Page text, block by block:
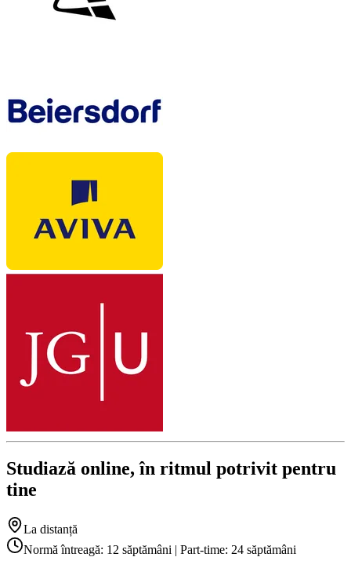
Studiază online, în ritmul potrivit pentru
tine
La distanță
Normă întreagă: 12 săptămâni | Part-time: 24 săptămâni